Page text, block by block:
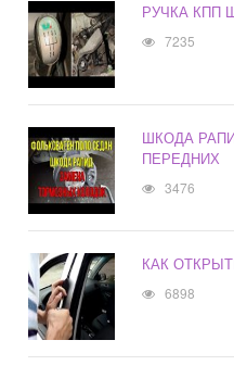
РУЧКА КПП
7235
ШКОДА
ПЕРЕДНИХ
3476
КАК
6898